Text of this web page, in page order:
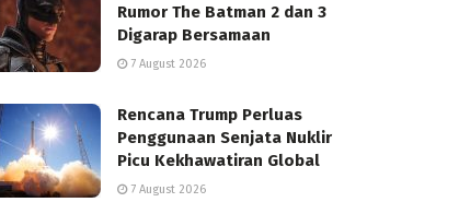
Rumor The Batman 2 dan 3
Digarap Bersamaan
7 August 2026
Rencana Trump Perluas
Penggunaan Senjata Nuklir
Picu Kekhawatiran Global
7 August 2026